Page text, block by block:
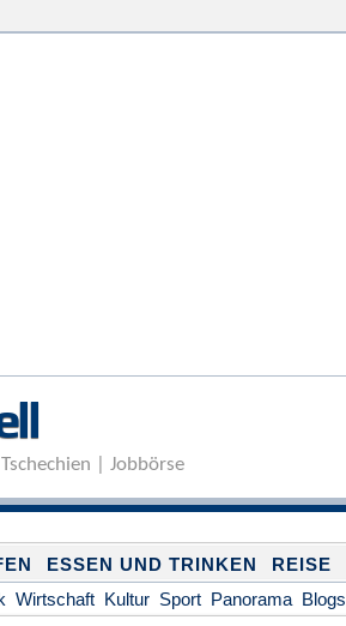
| Jobbörse
ESSEN UND TRINKEN REISE
Wirtschaft Kultur Sport Panorama Blogs